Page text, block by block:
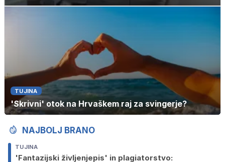
TUJINA
'Skrivni' otok na Hrvaškem raj za svingerje?
NAJBOLJ BRANO
TUJINA
'Fantazijski življenjepis' in plagiatorstvo: